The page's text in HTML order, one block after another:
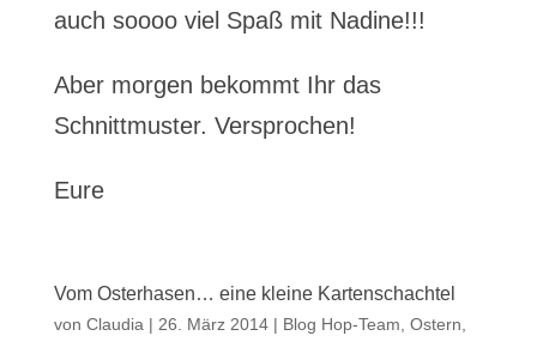
auch soooo viel Spaß mit Nadine!!!
Aber morgen bekommt Ihr das
Schnittmuster. Versprochen!
Eure
Vom Osterhasen… eine kleine Kartenschachtel
von Claudia | 26. März 2014| Blog Hop-Team Ostern